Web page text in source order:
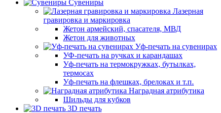
Сувениры
Лазерная
гравировка и маркировка
Жетон армейский, спасателя, МВД
Жетон для животных
Уф-печать на сувенирах
УФ-печать на ручках и карандашах
Уф-печать на термокружках, бутылках,
термосах
Уф-печать на флешках, брелоках и т.п.
Наградная атрибутика
Шильды для кубков
3D печать